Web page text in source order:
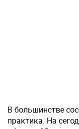
В большинстве
практика. На